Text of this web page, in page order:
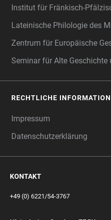
Institut für Fränkisch-
Lateinische Philologie des
Zentrum für Europäische
Seminar für Alte Geschichte
RECHTLICHE
Impressum
Datenschutzerklärung
KONTAKT
+49 (0) 6221/54-3767